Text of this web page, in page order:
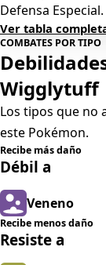
Defensa Especial.
Ver tabla
COMBATES POR TIPO
Wigglytuff
Los tipos que no
este Pokémon.
Recibe más daño
Débil a
Veneno
Recibe menos daño
Resiste a